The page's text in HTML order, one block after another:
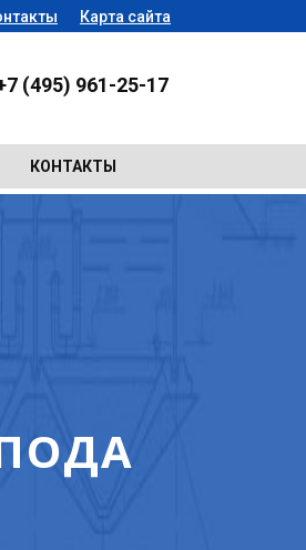
Карта сайта
(495) 961-25-17
КОНТАКТЫ